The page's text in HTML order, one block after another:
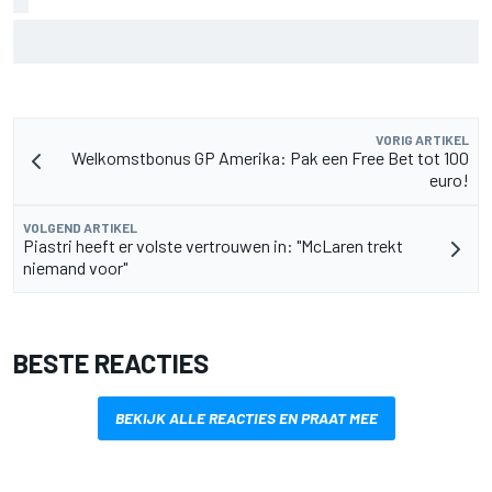
VORIG ARTIKEL
Welkomstbonus GP Amerika: Pak een Free Bet tot 100
euro!
VOLGEND ARTIKEL
Piastri heeft er volste vertrouwen in: "McLaren trekt
niemand voor"
BESTE REACTIES
BEKIJK ALLE REACTIES EN PRAAT MEE